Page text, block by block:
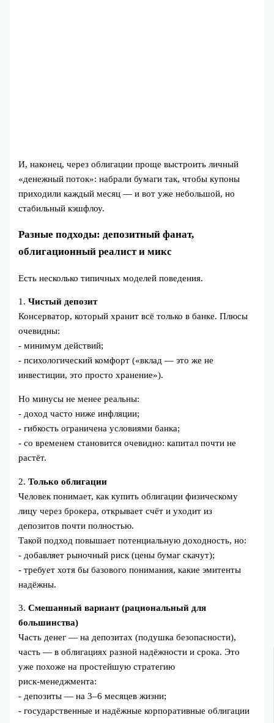
И, наконец, через облигации проще выстроить личный
«денежный поток»: набрали бумаги так, чтобы купоны
приходили каждый месяц — и вот уже небольшой, но
стабильный кэшфлоу.
Разные подходы: депозитный фанат,
облигационный реалист и микс
Есть несколько типичных моделей поведения.
1.Чистый депозит
Консерватор, который хранит всё только в банке. Плюсы
очевидны:
- минимум действий;
- психологический комфорт («вклад — это же не
инвестиции, это просто хранение»).
Но минусы не менее реальны:
- доход часто ниже инфляции;
- гибкость ограничена условиями банка;
- со временем становится очевидно: капитал почти не
растёт.
2.Только облигации
Человек понимает, как купить облигации физическому
лицу через брокера, открывает счёт и уходит из
депозитов почти полностью.
Такой подход повышает потенциальную доходность, но:
- добавляет рыночный риск (цены бумаг скачут);
- требует хотя бы базового понимания, какие эмитенты
надёжны.
3.Смешанный вариант (рациональный для
большинства)
Часть денег — на депозитах (подушка безопасности),
часть — в облигациях разной надёжности и срока. Это
уже похоже на простейшую стратегию
риск‑менеджмента:
- депозиты — на 3–6 месяцев жизни;
- государственные и надёжные корпоративные облигации